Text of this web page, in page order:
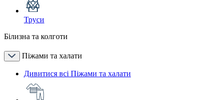
Труси
Білизна та колготи
Піжами та халати
Дивитися всі Піжами та халати